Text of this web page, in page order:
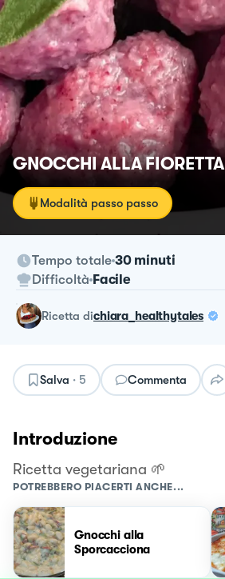
GNOCCHI ALLA FIORETTA
Modalità passo passo
Tempo totale 30 minuti
Difficoltà Facile
ricetta dichiara_healthytales
Salva · 5 Commenta
Introduzione
Ricetta vegetariana 🌱
POTREBBERO PIACERTI ANCHE...
Gnocchi alla
Sporcacciona